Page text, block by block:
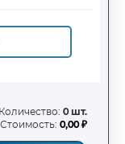
Количество: 0 шт.
Стоимость: 0,00 ₽